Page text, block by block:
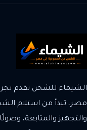
الشيماء للشحن تقدم
مصر، تبدأ من استلام
والتجهيز والمتابعة،